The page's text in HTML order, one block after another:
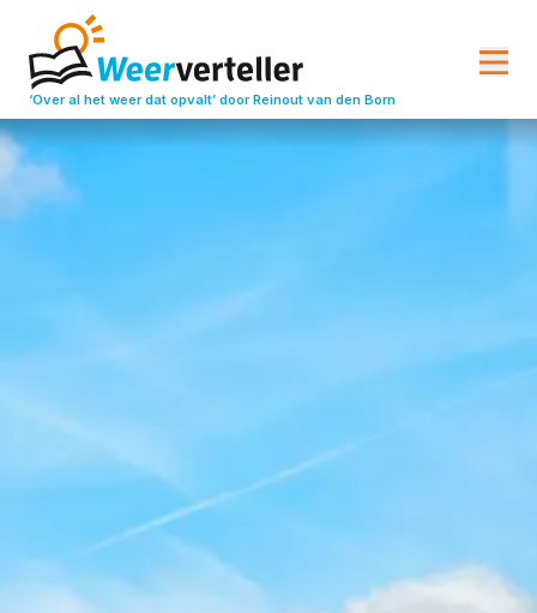
‘Over al het weer dat opvalt’ door Reinout van den Born